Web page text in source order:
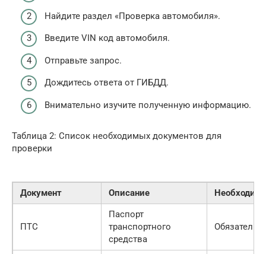
Найдите раздел «Проверка автомобиля».
Введите VIN код автомобиля.
Отправьте запрос.
Дождитесь ответа от ГИБДД.
Внимательно изучите полученную информацию.
Таблица 2: Список необходимых документов для
проверки
Документ Описание
ПТС
Паспорт
транспортного
средства